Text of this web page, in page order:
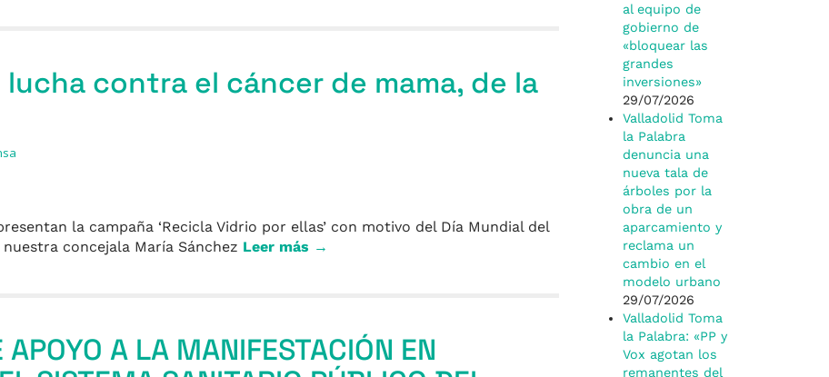
lucha contra el cáncer de mama, de la
la campaña ‘Recicla Vidrio por ellas’ con motivo del Día Mundial del
concejala María Sánchez Leer más →
APOYO A LA MANIFESTACIÓN EN
al equipo de
gobierno de
«bloquear las
grandes
inversiones»
29/07/2026
Valladolid Toma
la Palabra
denuncia una
nueva tala de
árboles por la
obra de un
aparcamiento y
reclama un
cambio en el
modelo urbano
29/07/2026
Valladolid Toma
la Palabra: «PP y
Vox agotan los
remanentes del